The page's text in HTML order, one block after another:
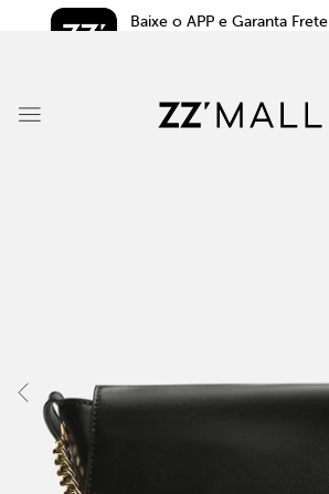
Baixe o APP e Garanta Frete